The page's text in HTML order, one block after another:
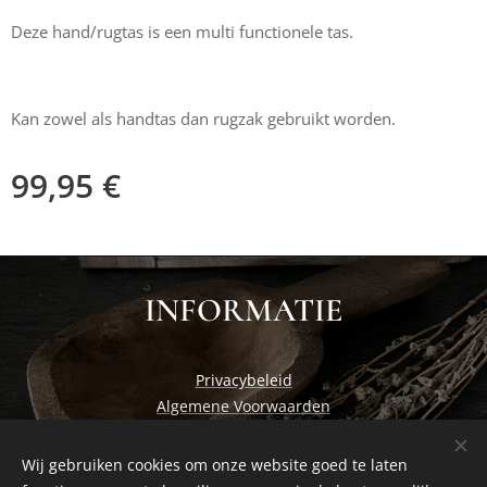
Deze hand/rugtas is een multi functionele tas.
Kan zowel als handtas dan rugzak gebruikt worden.
99,95 €
INFORMATIE
Privacybeleid
Algemene Voorwaarden
Wij gebruiken cookies om onze website goed te laten